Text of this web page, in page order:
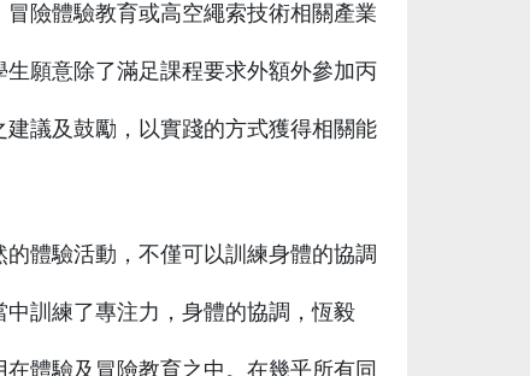
險體驗教育或高空繩索技術相關產業
願意除了滿足課程要求外額外參加丙
議及鼓勵，以實踐的方式獲得相關能
體驗活動，不僅可以訓練身體的協調
訓練了專注力，身體的協調，恆毅
體驗及冒險教育之中。在幾乎所有同